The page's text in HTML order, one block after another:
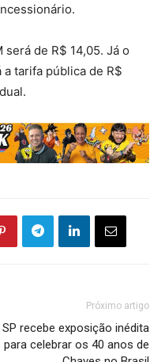
será de R$ 14,05. Já o
tarifa pública de R$
Próximo artigo
SP recebe exposição inédita
para celebrar os 40 anos de